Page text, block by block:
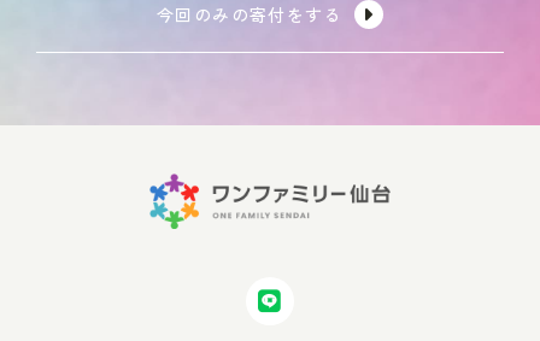
今回のみの寄付をする